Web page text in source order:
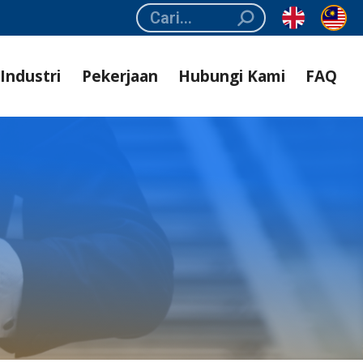
Search:
Industri Pekerjaan Hubungi Kami FAQ